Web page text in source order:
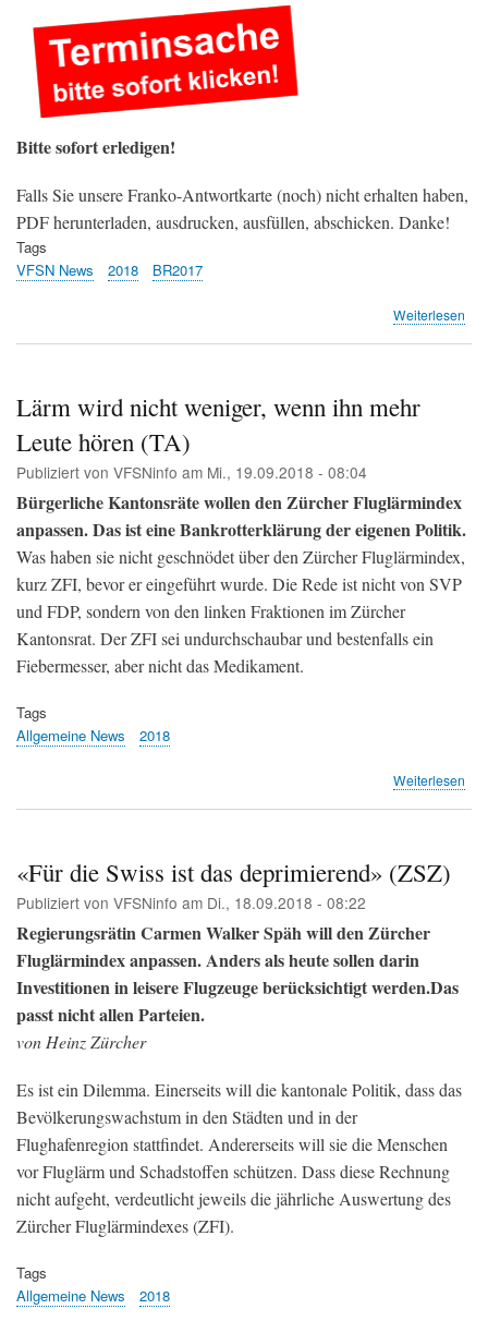
Bitte sofort erledigen!
Falls Sie unsere Franko-Antwortkarte (noch) nicht erhalten haben,
PDF herunterladen, ausdrucken, ausfüllen, abschicken. Danke!
Tags
VFSN News
2018 BR2017
Weiterlesen
Lärm wird nicht weniger, wenn ihn mehr
Leute hören (TA)
Publiziert von VFSNinfo am Mi., 19.09.2018 - 08:04
Bürgerliche Kantonsräte wollen den Zürcher Fluglärmindex
anpassen. Das ist eine Bankrotterklärung der eigenen Politik.
Was haben sie nicht geschnödet über den Zürcher Fluglärmindex,
kurz ZFI, bevor er eingeführt wurde. Die Rede ist nicht von SVP
und FDP, sondern von den linken Fraktionen im Zürcher
Kantonsrat. Der ZFI sei undurchschaubar und bestenfalls ein
Fiebermesser, aber nicht das Medikament.
Tags
Allgemeine News
2018
Weiterlesen
«Für die Swiss ist das deprimierend» (ZSZ)
Publiziert von VFSNinfo am Di., 18.09.2018 - 08:22
Regierungsrätin Carmen Walker Späh will den Zürcher
Fluglärmindex anpassen. Anders als heute sollen darin
Investitionen in leisere Flugzeuge berücksichtigt werden.Das
passt nicht allen Parteien.
von Heinz Zürcher
Es ist ein Dilemma. Einerseits will die kantonale Politik, dass das
Bevölkerungswachstum in den Städten und in der
Flughafenregion stattfindet. Andererseits will sie die Menschen
vor Fluglärm und Schadstoffen schützen. Dass diese Rechnung
nicht aufgeht, verdeutlicht jeweils die jährliche Auswertung des
Zürcher Fluglärmindexes (ZFI).
Tags
Allgemeine News
2018